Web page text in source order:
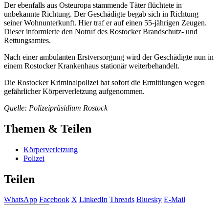
Der ebenfalls aus Osteuropa stammende Täter flüchtete in
unbekannte Richtung. Der Geschädigte begab sich in Richtung
seiner Wohnunterkunft. Hier traf er auf einen 55-jährigen Zeugen.
Dieser informierte den Notruf des Rostocker Brandschutz- und
Rettungsamtes.
Nach einer ambulanten Erstversorgung wird der Geschädigte nun in
einem Rostocker Krankenhaus stationär weiterbehandelt.
Die Rostocker Kriminalpolizei hat sofort die Ermittlungen wegen
gefährlicher Körperverletzung aufgenommen.
Quelle: Polizeipräsidium Rostock
Themen & Teilen
Körperverletzung
Polizei
Teilen
WhatsApp Facebook X LinkedIn Threads Bluesky E-Mail